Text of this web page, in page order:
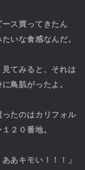
ス買ってきたん
いな食感なんだ。
てみると、それは
鳥肌がったよ。
たのはカリフォル
２０番地。
あキモい！！！」